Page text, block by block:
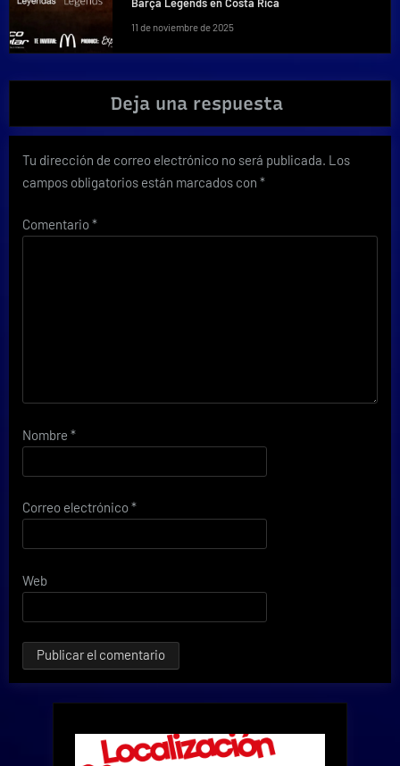
11 de noviembre de 2025
Deja una respuesta
Tu dirección de correo electrónico no será publicada. Los
campos obligatorios están marcados con *
Comentario*
Nombre *
Correo electrónico*
Web